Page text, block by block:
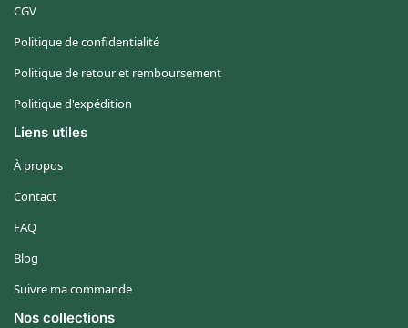
CGV
Politique de confidentialité
Politique de retour et remboursement
Politique d'expédition
Liens utiles
À propos
Contact
FAQ
Blog
Suivre ma commande
Nos collections